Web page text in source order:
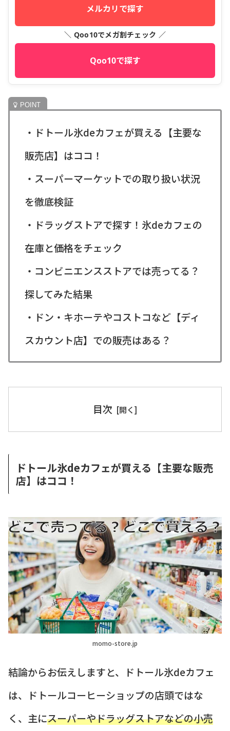
メルカリで探す
＼ Qoo10でメガ割チェック ／
Qoo10で探す
・ドトール氷deカフェが買える【主要な
販売店】はココ！
・スーパーマーケットでの取り扱い状況
を徹底検証
・ドラッグストアで探す！氷deカフェの
在庫と価格をチェック
・コンビニエンスストアでは売ってる？
探してみた結果
・ドン・キホーテやコストコなど【ディ
スカウント店】での販売はある？
目次
ドトール氷deカフェが買える【主要な販売
店】はココ！
momo-store.jp
結論からお伝えしますと、ドトール氷deカフェ
は、ドトールコーヒーショップの店頭ではな
く、主にスーパーやドラッグストアなどの小売